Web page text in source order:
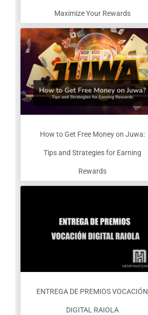
Maximize Your Rewards
How to Get Free Money on Juwa:
Tips and Strategies for Earning
Rewards
ENTREGA DE PREMIOS VOCACIÓN
DIGITAL RAIOLA